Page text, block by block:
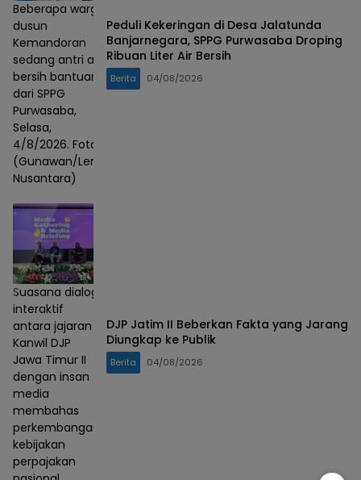
Beberapa warga
dusun
Kemandoran
sedang antri air
bersih bantuan
dari SPPG
Purwasaba,
Selasa,
4/8/2026. Foto :
(Gunawan/Lensa
Nusantara)
Peduli Kekeringan di Desa Jalatunda
Banjarnegara, SPPG Purwasaba Droping
Ribuan Liter Air Bersih
Berita 04/08/2026
Suasana dialog
interaktif
antara jajaran
Kanwil DJP
Jawa Timur II
dengan insan
media
membahas
perkembangan
kebijakan
perpajakan
DJP Jatim II Beberkan Fakta yang Jarang
Diungkap ke Publik
Berita 04/08/2026